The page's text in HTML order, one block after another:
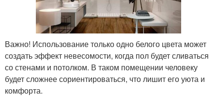
Важно! Использование только одно белого цвета может
создать эффект невесомости, когда пол будет сливаться
со стенами и потолком. В таком помещении человеку
будет сложнее сориентироваться, что лишит его уюта и
комфорта.